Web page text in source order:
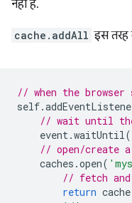
नहीं है.
cache.addAll इस तरह
// when the
self.
// wait until the
event.waitUntil(
// open/create
caches .open(
// fetch
return cache